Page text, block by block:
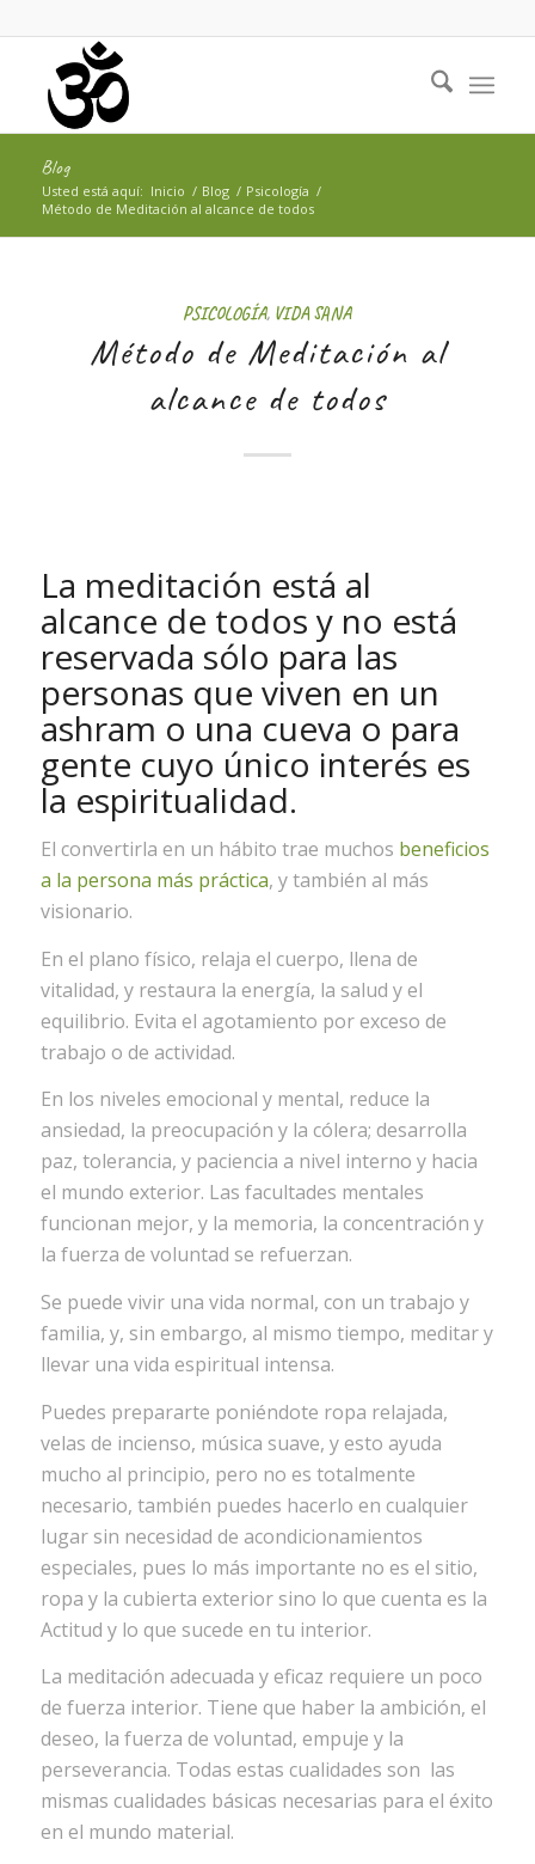
Blog
Usted está aquí: Inicio / Blog / Psicología /
Método de Meditación al alcance de todos
PSICOLOGÍA, VIDA SANA
Método de Meditación al
alcance de todos
La meditación está al
alcance de todos y no está
reservada sólo para las
personas que viven en un
ashram o una cueva o para
gente cuyo único interés es
la espiritualidad.
El convertirla en un hábito trae muchos beneficios
a la persona más práctica, y también al más
visionario.
En el plano físico, relaja el cuerpo, llena de
vitalidad, y restaura la energía, la salud y el
equilibrio. Evita el agotamiento por exceso de
trabajo o de actividad.
En los niveles emocional y mental, reduce la
ansiedad, la preocupación y la cólera; desarrolla
paz, tolerancia, y paciencia a nivel interno y hacia
el mundo exterior. Las facultades mentales
funcionan mejor, y la memoria, la concentración y
la fuerza de voluntad se refuerzan.
Se puede vivir una vida normal, con un trabajo y
familia, y, sin embargo, al mismo tiempo, meditar y
llevar una vida espiritual intensa.
Puedes prepararte poniéndote ropa relajada,
velas de incienso, música suave, y esto ayuda
mucho al principio, pero no es totalmente
necesario, también puedes hacerlo en cualquier
lugar sin necesidad de acondicionamientos
especiales, pues lo más importante no es el sitio,
ropa y la cubierta exterior sino lo que cuenta es la
Actitud y lo que sucede en tu interior.
La meditación adecuada y eficaz requiere un poco
de fuerza interior. Tiene que haber la ambición, el
deseo, la fuerza de voluntad, empuje y la
perseverancia. Todas estas cualidades son las
mismas cualidades básicas necesarias para el éxito
en el mundo material.